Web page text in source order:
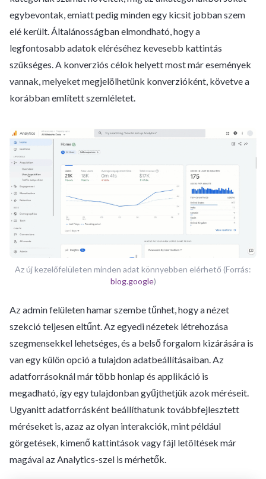
egybevontak, emiatt pedig minden egy kicsit jobban szem
elé került. Általánosságban elmondható, hogy a
legfontosabb adatok eléréséhez kevesebb kattintás
szükséges. A konverziós célok helyett most már események
vannak, melyeket megjelölhetünk konverzióként, követve a
korábban említett szemléletet.
Az új kezelőfelületen minden adat könnyebben elérhető (Forrás:
blog.google)
Az admin felületen hamar szembe tűnhet, hogy a nézet
szekció teljesen eltűnt. Az egyedi nézetek létrehozása
szegmensekkel lehetséges, és a belső forgalom kizárására is
van egy külön opció a tulajdon adatbeállításaiban. Az
adatforrásoknál már több honlap és applikáció is
megadható, így egy tulajdonban gyűjthetjük azok méréseit.
Ugyanitt adatforrásként beállíthatunk továbbfejlesztett
méréseket is, azaz az olyan interakciók, mint például
görgetések, kimenő kattintások vagy fájl letöltések már
magával az Analytics-szel is mérhetők.